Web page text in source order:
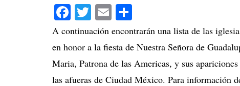
Facebook
Twitter
Email
A continuación encontrarán una lista de las
en honor a la fiesta de Nuestra Señora de
Maria, Patrona de las Americas, y sus
las afueras de Ciudad México. Para información